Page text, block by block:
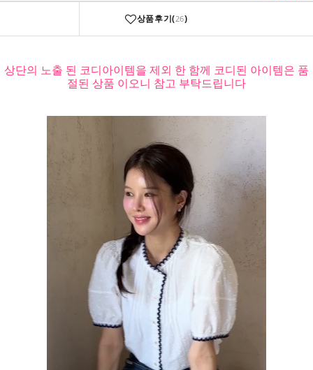
상품후기(26)
상단의 노출 된 코디아이템을 제외 한 함께 코디된 아이템은 품
절된 상품 이오니 참고 부탁드립니다